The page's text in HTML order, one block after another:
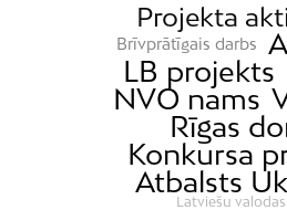
Projekta
Brīvprātīgais darbs
LB projekts
NVO nams
Rīgas
Konkursa
Atbalsts
Latviešu